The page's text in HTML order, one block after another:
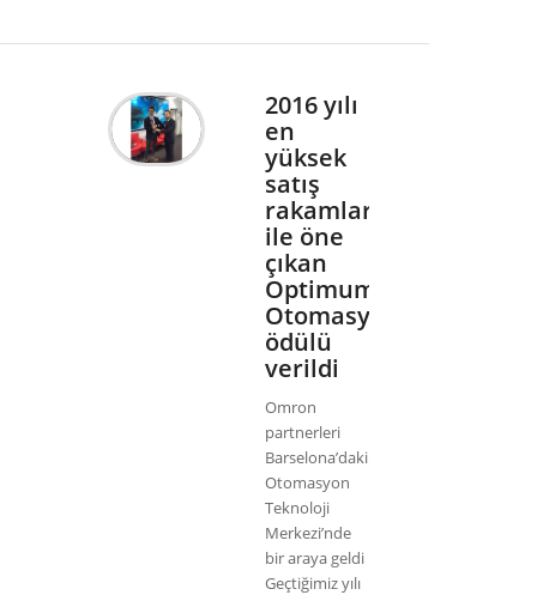
2016 yılı
en
yüksek
satış
rakamları
ile öne
çıkan
Optimum
Otomasyona
ödülü
verildi
Omron
partnerleri
Barselona’daki
Otomasyon
Teknoloji
Merkezi’nde
bir araya geldi
Geçtiğimiz yılı